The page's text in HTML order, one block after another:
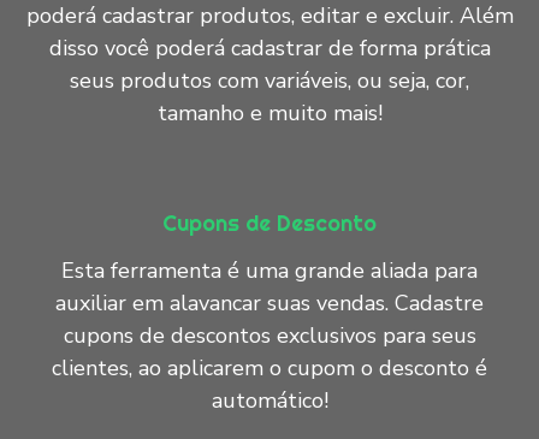
poderá cadastrar produtos, editar e excluir. Além
disso você poderá cadastrar de forma prática
seus produtos com variáveis, ou seja, cor,
tamanho e muito mais!
Cupons de Desconto
Esta ferramenta é uma grande aliada para
auxiliar em alavancar suas vendas. Cadastre
cupons de descontos exclusivos para seus
clientes, ao aplicarem o cupom o desconto é
automático!